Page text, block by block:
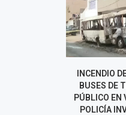
HALLAN
CARTA CON
LOS